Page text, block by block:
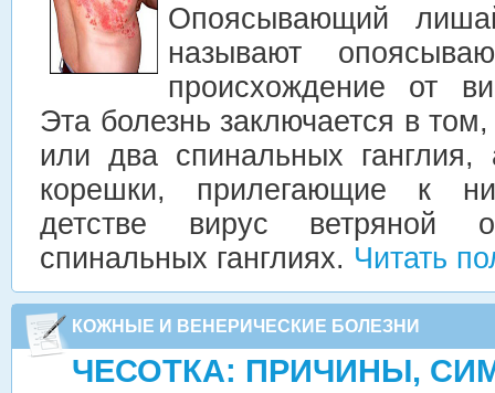
Опоясывающий
называют
происхождение от
Эта болезнь заключается в
или два спинальных
корешки, прилегающие к
детстве вирус ветряной
спинальных ганглиях. Читать
КОЖНЫЕ И ВЕНЕРИЧЕСКИЕ БОЛЕЗНИ
ЧЕСОТКА: ПРИЧИНЫ,